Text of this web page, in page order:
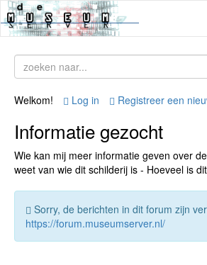
Welkom! Log in Registreer een
Informatie gezocht
Wie kan mij meer informatie geven over
weet van wie dit schilderij is - Hoeveel is
Sorry, de berichten in dit forum zijn
https://forum.museumserver.nl/